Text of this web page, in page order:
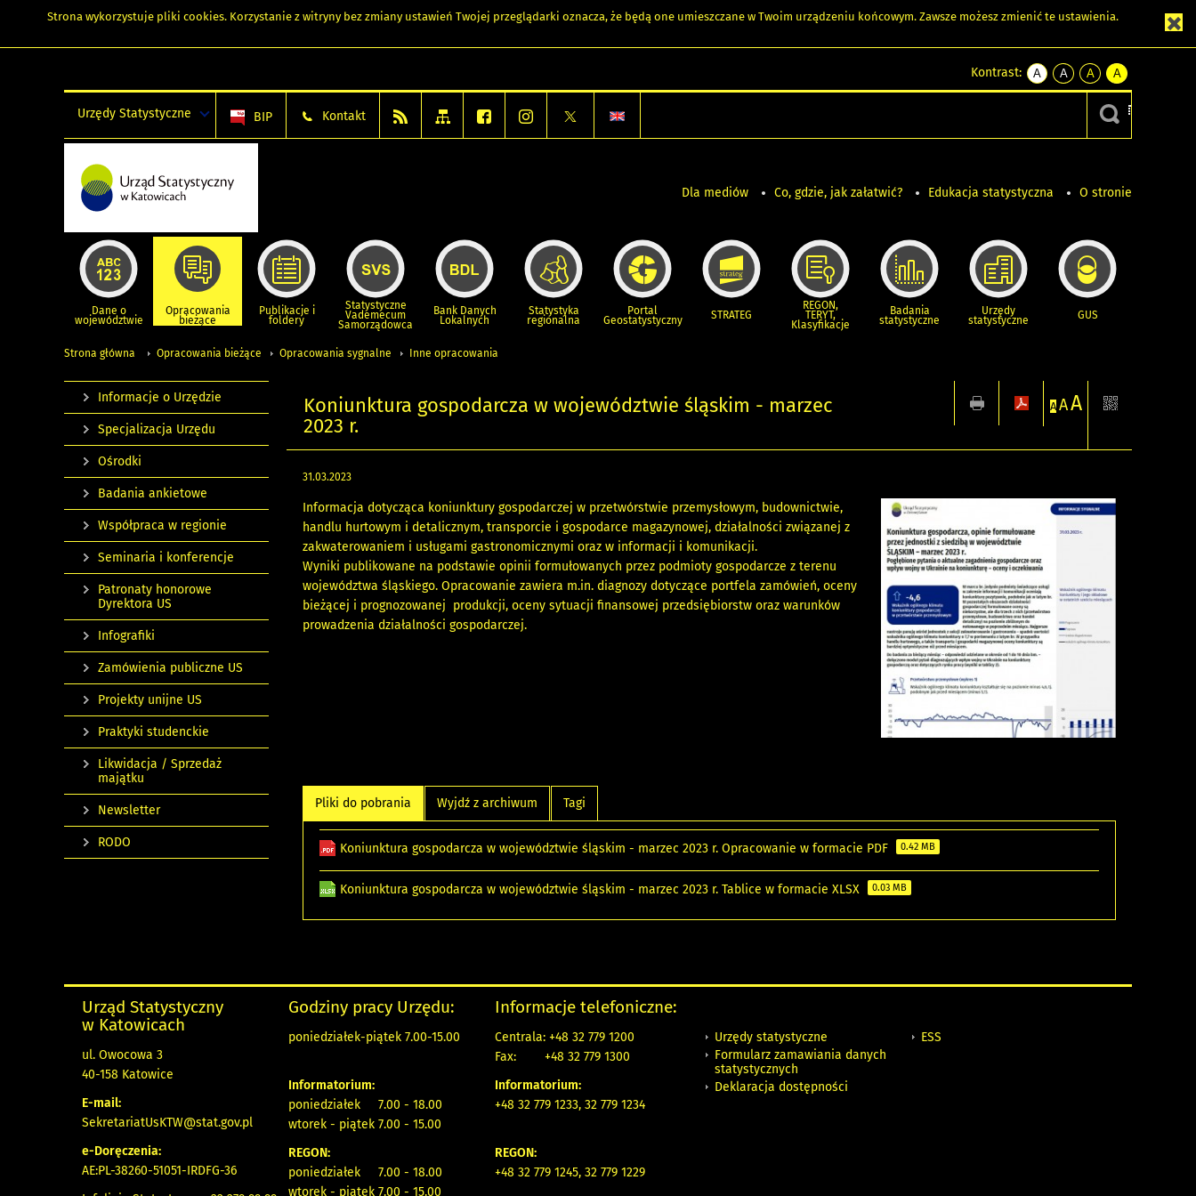
Strona wykorzystuje pliki cookies. Korzystanie z witryny bez zmiany ustawień Twojej przeglądarki oznacza, że będą one umieszczane w Twoim urządzeniu końcowym. Zawsze możesz zmienić te ustawienia.
Kontrast:
A
kontrast
A
kontrast
czarnym
A
kontrast
żółty
tekst
czarnym
A
kontrast
czarny
tekst
żółtym
Urzędy Statystyczne BIP Kontakt
Dla mediów Co, gdzie, jak załatwić? Edukacja statystyczna O stronie
Dane o
województwie
Opracowania
bieżące
Publikacje i
foldery
Statystyczne
Vademecum
Samorządowca
Bank Danych
Lokalnych
Statystyka
regionalna
Portal
Geostatystyczny STRATEG
REGON,
TERYT,
Klasyfikacje
Badania
statystyczne
Urzędy
statystyczne GUS
Strona główna Opracowania bieżące Opracowania sygnalne Inne opracowania
Koniunktura gospodarcza w województwie śląskim - marzec
2023 r.
A AA
31.03.2023
Informacja dotycząca koniunktury gospodarczej w przetwórstwie przemysłowym, budownictwie,
handlu hurtowym i detalicznym, transporcie i gospodarce magazynowej, działalności związanej z
zakwaterowaniem i usługami gastronomicznymi oraz w informacji i komunikacji.
Wyniki publikowane na podstawie opinii formułowanych przez podmioty gospodarcze z terenu
województwa śląskiego. Opracowanie zawiera m.in. diagnozy dotyczące portfela zamówień, oceny
bieżącej i prognozowanej produkcji, oceny sytuacji finansowej przedsiębiorstw oraz warunków
prowadzenia działalności gospodarczej.
Pliki do pobrania Wyjdź z archiwum Tagi
Koniunktura gospodarcza w województwie śląskim - marzec 2023 r. Opracowanie w formacie PDF 0.42 MB
Koniunktura gospodarcza w województwie śląskim - marzec 2023 r. Tablice w formacie XLSX 0.03 MB
Informacje o Urzędzie
Specjalizacja Urzędu
Ośrodki
Badania ankietowe
Współpraca w regionie
Seminaria i konferencje
Patronaty honorowe
Dyrektora US
Infografiki
Zamówienia publiczne US
Projekty unijne US
Praktyki studenckie
Likwidacja / Sprzedaż
majątku
Newsletter
RODO
Urząd Statystyczny
w Katowicach
ul. Owocowa 3
40-158 Katowice
E-mail:
SekretariatUsKTW@stat.gov.pl
e-Doręczenia:
AE:PL-38260-51051-IRDFG-36
Godziny pracy Urzędu:
poniedziałek-piątek 7.00-15.00
Informatorium:
poniedziałek 7.00 - 18.00
wtorek - piątek 7.00 - 15.00
REGON:
poniedziałek 7.00 - 18.00
wtorek - piątek 7.00 - 15.00
Informacje telefoniczne:
Centrala: +48 32 779 1200
Fax:
+48 32 779 1300
Informatorium:
+48 32 779 1233, 32 779 1234
REGON:
+48 32 779 1245, 32 779 1229
Urzędy statystyczne
Formularz zamawiania danych
statystycznych
Deklaracja dostępności
ESS